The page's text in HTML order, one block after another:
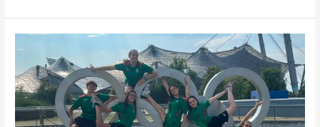
Artística:
Fluvialistas
terminaram
participação
no